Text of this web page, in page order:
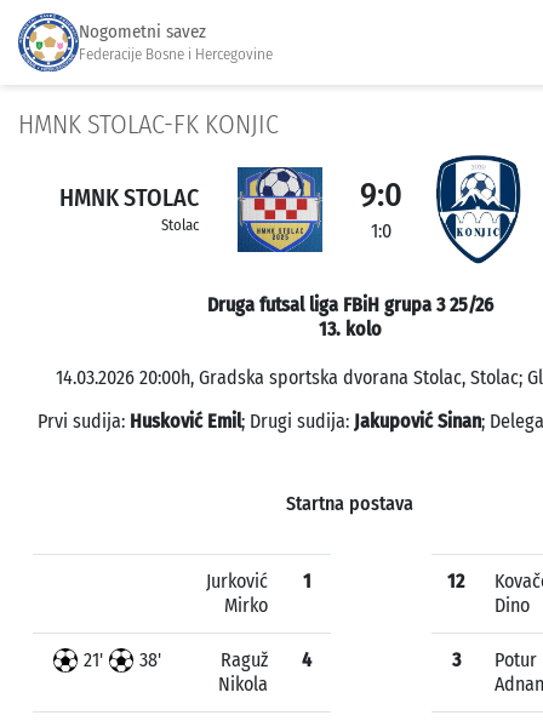
Nogometni savez
Federacije Bosne i Hercegovine
HMNK STOLAC-FK KONJIC
HMNK STOLAC
Stolac
9:0
1:0
Druga futsal liga FBiH grupa 3 25/26
13. kolo
14.03.2026 20:00h, Gradska sportska dvorana Stolac, Stolac;
Prvi sudija: Husković Emil; Drugi sudija: Jakupović Sinan;
Startna postava
Jurković
Mirko
1
21' 38'
Raguž
Nikola
4
12
Dino
3
Potur
Adnan